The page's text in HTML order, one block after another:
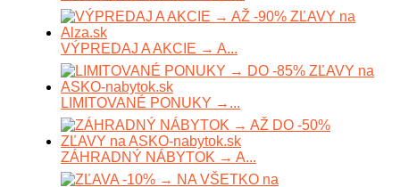
VÝPREDAJ A AKCIE → A...
LIMITOVANÉ PONUKY →...
ZÁHRADNÝ NÁBYTOK → A...